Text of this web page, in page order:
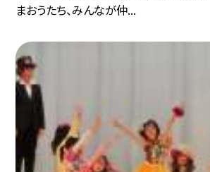
まおうたち、みんなが仲...